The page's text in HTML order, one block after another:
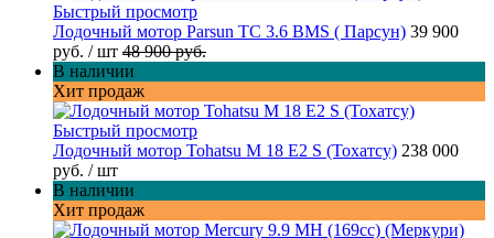
Быстрый просмотр
Лодочный мотор Parsun TC 3.6 BMS ( Парсун) 39 900
руб. / шт 48 900 руб.
В наличии
Хит продаж
Быстрый просмотр
Лодочный мотор Tohatsu M 18 E2 S (Тохатсу) 238 000
руб. / шт
В наличии
Хит продаж